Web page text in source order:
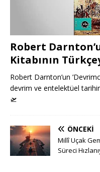
Robert
Kitabının
Robert Darnton’un
devrim ve entelektüel
🛫
ÖNCEKI
Millî Uçak
Süreci